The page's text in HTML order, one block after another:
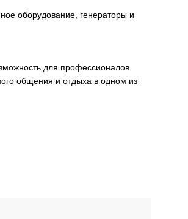
оборудование, генераторы и
для профессионалов
общения и отдыха в одном из